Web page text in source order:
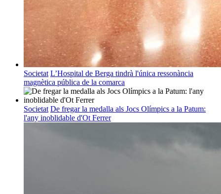
Societat L’Hospital de Berga tindrà l'única ressonància
magnètica pública de la comarca
Societat De fregar la medalla als Jocs Olímpics a la Patum:
l'any inoblidable d'Ot Ferrer